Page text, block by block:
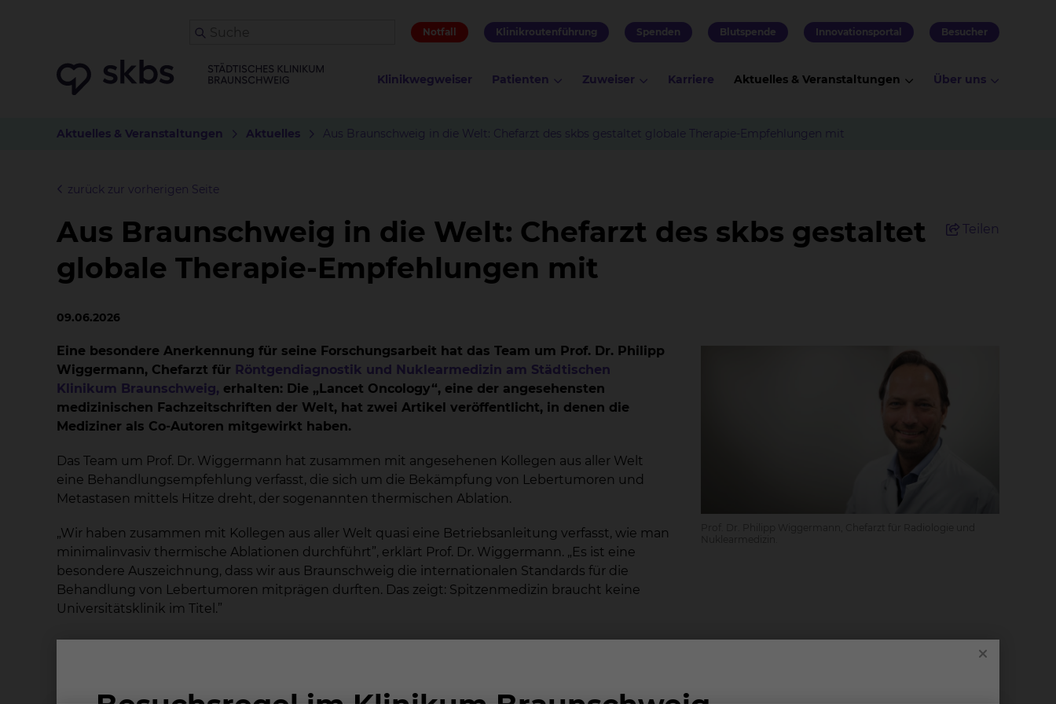
Notfall Klinikroutenführung Spenden Blutspende Innovationsportal Besucher
Klinikwegweiser Patienten Zuweiser Karriere Aktuelles & Veranstaltungen Über uns
Aktuelles & Veranstaltungen Aktuelles Aus Braunschweig in die Welt: Chefarzt des skbs gestaltet globale Therapie-Empfehlungen mit
zurück zur vorherigen Seite
Aus Braunschweig in die Welt: Chefarzt des skbs gestaltet
globale Therapie-Empfehlungen mit
Teilen
09.06.2026
Eine besondere Anerkennung für seine Forschungsarbeit hat das Team um Prof. Dr. Philipp
Wiggermann, Chefarzt für Röntgendiagnostik und Nuklearmedizin am Städtischen
Klinikum Braunschweig, erhalten: Die „Lancet Oncology“, eine der angesehensten
medizinischen Fachzeitschriften der Welt, hat zwei Artikel veröffentlicht, in denen die
Mediziner als Co-Autoren mitgewirkt haben.
Das Team um Prof. Dr. Wiggermann hat zusammen mit angesehenen Kollegen aus aller Welt
eine Behandlungsempfehlung verfasst, die sich um die Bekämpfung von Lebertumoren und
Metastasen mittels Hitze dreht, der sogenannten thermischen Ablation.
„Wir haben zusammen mit Kollegen aus aller Welt quasi eine Betriebsanleitung verfasst, wie man
minimalinvasiv thermische Ablationen durchführt”, erklärt Prof. Dr. Wiggermann. „Es ist eine
besondere Auszeichnung, dass wir aus Braunschweig die internationalen Standards für die
Behandlung von Lebertumoren mitprägen durften. Das zeigt: Spitzenmedizin braucht keine
Universitätsklinik im Titel.”
und Experten